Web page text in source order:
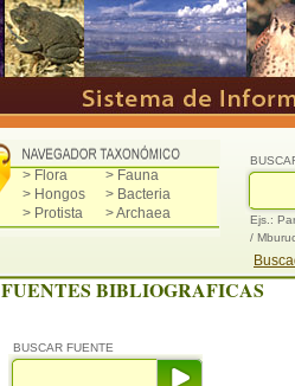
> Flora
> Fauna
> Hongos
> Bacteria
> Protista
> Archaea
Ejs.:
/
FUENTES BIBLIOGRAFICAS
BUSCAR FUENTE